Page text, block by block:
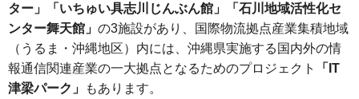
ター」「いちゅい具志川じんぶん館」「石川地域活性化セ
ンター舞天館」 の3施設があり、国際物流拠点産業集積地域
（うるま・沖縄地区）内には、沖縄県実施する国内外の情
報通信関連産業の一大拠点となるためのプロジェクト
「IT
津梁パーク」
もあります。